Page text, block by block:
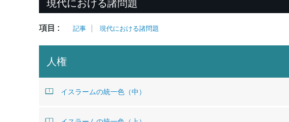
現代における諸問題
項目 : 記事 現代における諸問題
人権
イスラームの統一色（中）